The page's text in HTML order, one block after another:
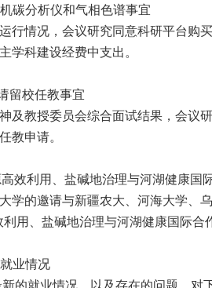
碳分析仪和气相色谱事宜
行情况，会议研究同意科研平台购
学科建设经费中支出。
留校任教事宜
及教授委员会综合面试结果，会议
教申请。
效利用、盐碱地治理与河湖健康国
学的邀请与新疆农大、河海大学、
用、盐碱地治理与河湖健康国际合
业情况